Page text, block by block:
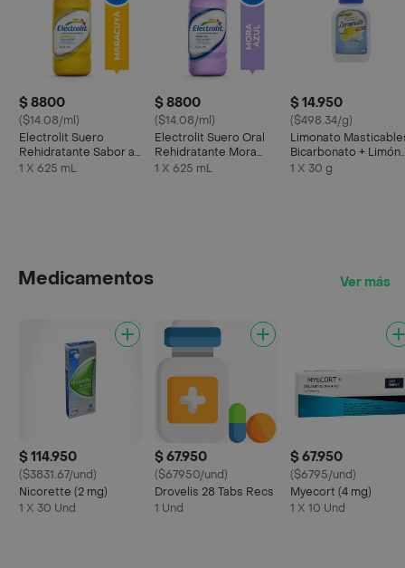
$ 8800
($14.08/ml)
Electrolit Suero
Rehidratante Sabor a
Maracuyá
1 X 625 mL
$ 8800
($14.08/ml)
Electrolit Suero Oral
Rehidratante Mora
Azul
1 X 625 mL
$ 14.950
($498.34/g)
Limonato
Bicarbonato + Limón
Natural
1 X 30 g
Medicamentos Ver más
$ 114.950
($3831.67/und)
Nicorette (2 mg)
1 X 30 Und
$ 67.950
($67950/und)
Drovelis 28 Tabs Recs
1 Und
$ 67.950
($6795/und)
Myecort (4 mg)
1 X 10 Und